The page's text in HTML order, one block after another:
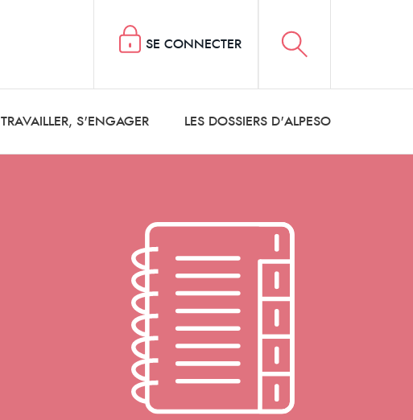
TRAVAILLER, S'ENGAGER LES DOSSIERS D'ALPESO
SE CONNECTER